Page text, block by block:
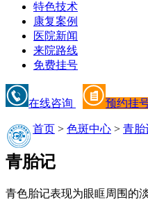
特色技术
康复案例
医院新闻
来院路线
免费挂号
在线咨询 预约挂
首页 > 色斑中心 > 青胎
青胎记
青色胎记表现为眼眶周围的